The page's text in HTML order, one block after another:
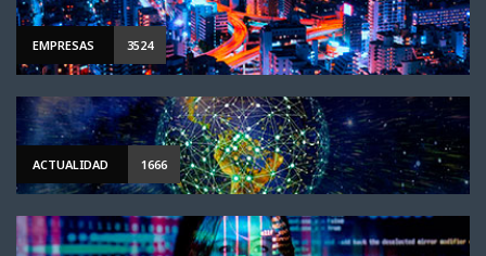
EMPRESAS 3524
ACTUALIDAD 1666